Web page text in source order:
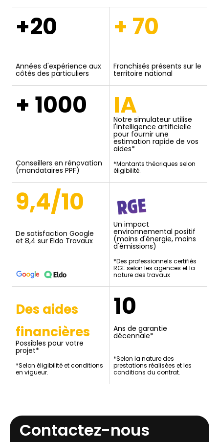
+20
Années d'expérience aux
côtés des particuliers
+ 70
Franchisés présents sur le
territoire national
+ 1000
Conseillers en rénovation
(mandataires PPF)
IA
Notre simulateur utilise
l'intelligence artificielle
pour fournir une
estimation rapide de vos
aides*
*Montants théoriques selon
éligibilité.
9,4/10
De satisfaction Google
et 8,4 sur Eldo Travaux
Un impact
environnemental positif
(moins d'énergie, moins
d'émissions)
*Des professionnels certifiés
RGE selon les agences et la
nature des travaux
Des aides
financières
Possibles pour votre
projet*
*Selon éligibilité et conditions
en vigueur.
10
Ans de garantie
décennale*
*Selon la nature des
prestations réalisées et les
conditions du contrat.
Contactez-nous